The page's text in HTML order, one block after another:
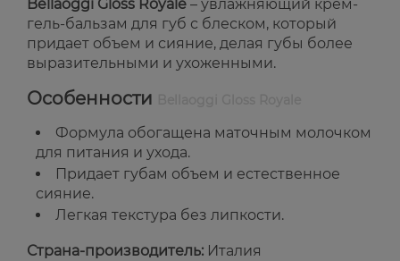
Bellaoggi Gloss Royale – увлажняющий крем-
гель-бальзам для губ с блеском, который
придает объем и сияние, делая губы более
выразительными и ухоженными.
Особенности
Формула обогащена маточным молочком
для питания и ухода.
Придает губам объем и естественное
сияние.
Легкая текстура без липкости.
Страна-производитель: Италия